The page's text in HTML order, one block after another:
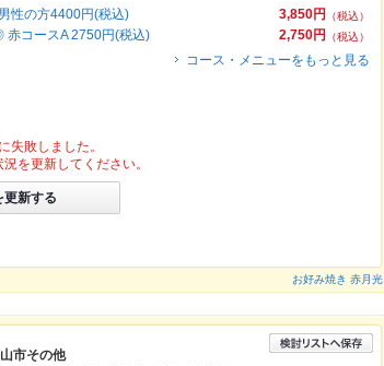
3,850円
（税込）
性の方4400円(税込)
2,750円
（税込）
赤コースA 2750円(税込)
コース・メニューをもっと見る
失敗しました。
を更新してください。
更新する
お好み焼き 赤月光
市その他